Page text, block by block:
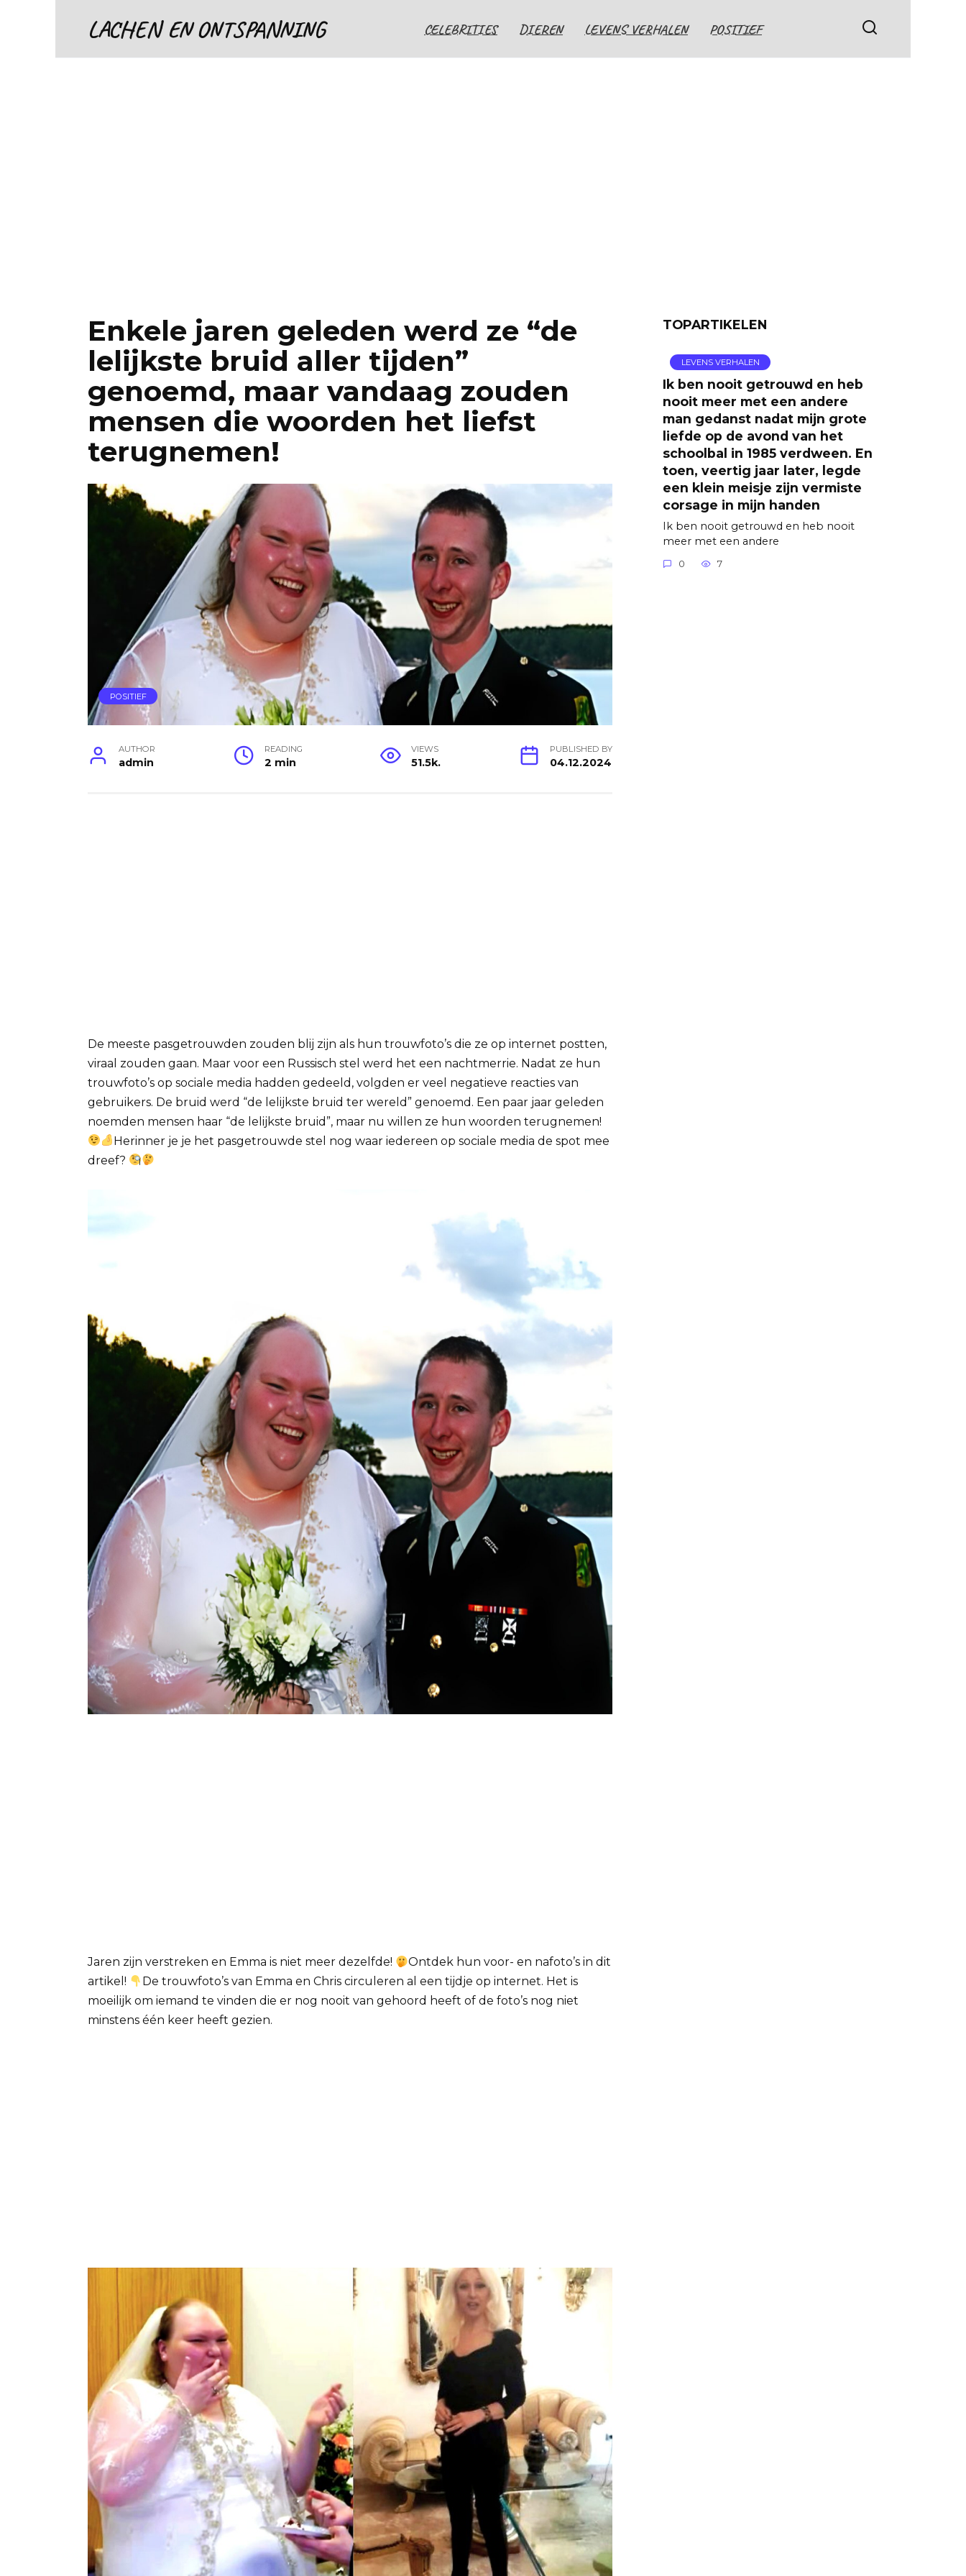
LACHEN EN ONTSPANNING CELEBRITIES DIEREN LEVENS VERHALEN POSITIEF
Enkele jaren geleden werd ze “de
lelijkste bruid aller tijden”
genoemd, maar vandaag zouden
mensen die woorden het liefst
terugnemen!
POSITIEF
AUTHOR
admin
READING
2 min
VIEWS
51.5k.
PUBLISHED BY
04.12.2024
De meeste pasgetrouwden zouden blij zijn als hun trouwfoto’s die ze op internet postten,
viraal zouden gaan. Maar voor een Russisch stel werd het een nachtmerrie. Nadat ze hun
trouwfoto’s op sociale media hadden gedeeld, volgden er veel negatieve reacties van
gebruikers. De bruid werd “de lelijkste bruid ter wereld” genoemd. Een paar jaar geleden
noemden mensen haar “de lelijkste bruid”, maar nu willen ze hun woorden terugnemen!
Herinner je je het pasgetrouwde stel nog waar iedereen op sociale media de spot mee
dreef?
Jaren zijn verstreken en Emma is niet meer dezelfde!
Ontdek hun voor- en nafoto’s in dit
artikel!
De trouwfoto’s van Emma en Chris circuleren al een tijdje op internet. Het is
moeilijk om iemand te vinden die er nog nooit van gehoord heeft of de foto’s nog niet
minstens één keer heeft gezien.
TOPARTIKELEN
LEVENS VERHALEN
Ik ben nooit getrouwd en heb
nooit meer met een andere
man gedanst nadat mijn grote
liefde op de avond van het
schoolbal in 1985 verdween. En
toen, veertig jaar later, legde
een klein meisje zijn vermiste
corsage in mijn handen
Ik ben nooit getrouwd en heb nooit
meer met een andere
0 7